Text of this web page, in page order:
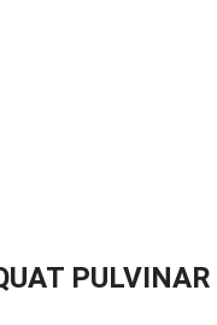
PULVINAR